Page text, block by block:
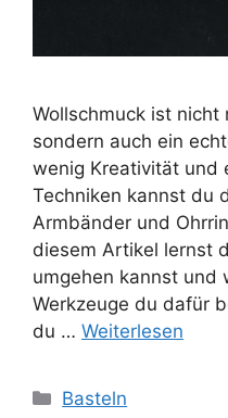
Wollschmuck ist
sondern auch ein
wenig Kreativität und
Techniken kannst du
Armbänder und
diesem Artikel lernst
umgehen kannst und
Werkzeuge du dafür
du … Weiterlesen
Kategorien
Basteln